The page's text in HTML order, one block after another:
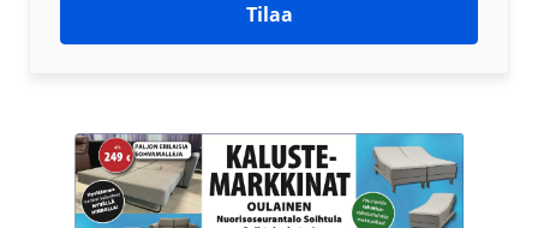
Tilaa